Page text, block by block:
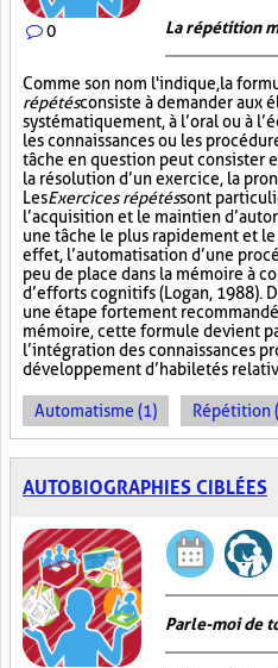
0 La répétition
Comme son nom l'indique, la
répétésconsiste à demander aux
systématiquement, à l’oral ou à
les connaissances ou les
tâche en question peut consister
la résolution d’un exercice, la
LesExercices répétéssont
l’acquisition et le maintien
une tâche le plus rapidement et
effet, l’automatisation d’une
peu de place dans la mémoire à
d’efforts cognitifs (Logan, 1988).
une étape fortement
mémoire, cette formule devient
l’intégration des connaissances
développement d’habiletés
Automatisme (1) Répétition
AUTOBIOGRAPHIES CIBLÉES
Parle-moi de